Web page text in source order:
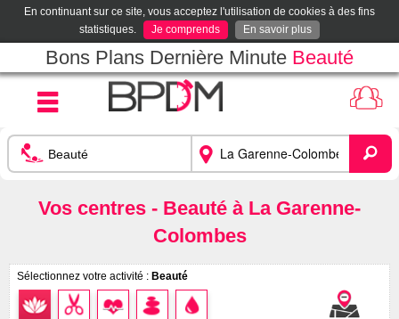
En continuant sur ce site, vous acceptez l'utilisation de cookies à des fins
statistiques.
Je comprends En savoir plus
Bons Plans Dernière Minute Beauté
Vos centres - Beauté à La Garenne-
Colombes
Sélectionnez votre activité : Beauté